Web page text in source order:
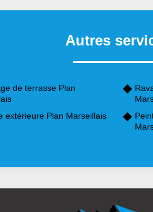
Autres
de terrasse Plan
extérieure Plan Marseillais